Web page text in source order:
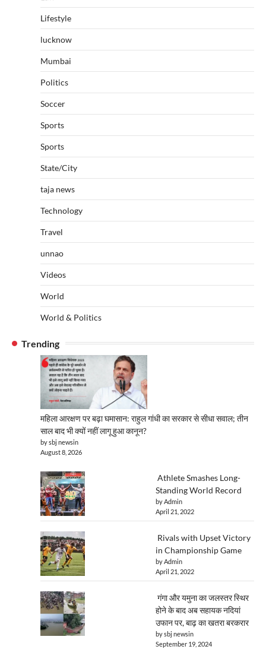
Lifestyle
lucknow
Mumbai
Politics
Soccer
Sports
Sports
State/City
taja news
Technology
Travel
unnao
Videos
World
World & Politics
Trending
महिला आरक्षण पर बढ़ा घमासान: राहुल गांधी का सरकार से सीधा सवाल; तीन
साल बाद भी क्यों नहीं लागू हुआ कानून?
by sbj newsin
August 8, 2026
Athlete Smashes Long-
Standing World Record
by Admin
April 21, 2022
Rivals with Upset Victory
in Championship Game
by Admin
April 21, 2022
गंगा और यमुना का जलस्तर स्थिर
होने के बाद अब सहायक नदियां
उफान पर, बाढ़ का खतरा बरकरार
by sbj newsin
September 19, 2024